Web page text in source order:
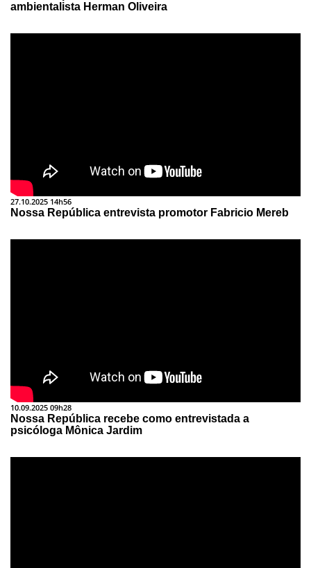
ambientalista Herman Oliveira
27.10.2025 14h56
Nossa República entrevista promotor Fabricio Mereb
10.09.2025 09h28
Nossa República recebe como entrevistada a
psicóloga Mônica Jardim